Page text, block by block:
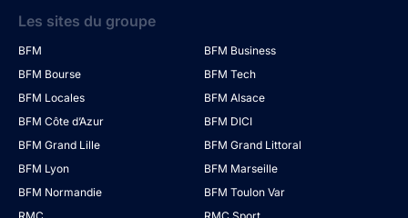
Les sites du groupe
BFM
BFM Business
BFM Bourse
BFM Tech
BFM Locales
BFM Alsace
BFM Côte d’Azur
BFM DICI
BFM Grand Lille
BFM Grand Littoral
BFM Lyon
BFM Marseille
BFM Normandie
BFM Toulon Var